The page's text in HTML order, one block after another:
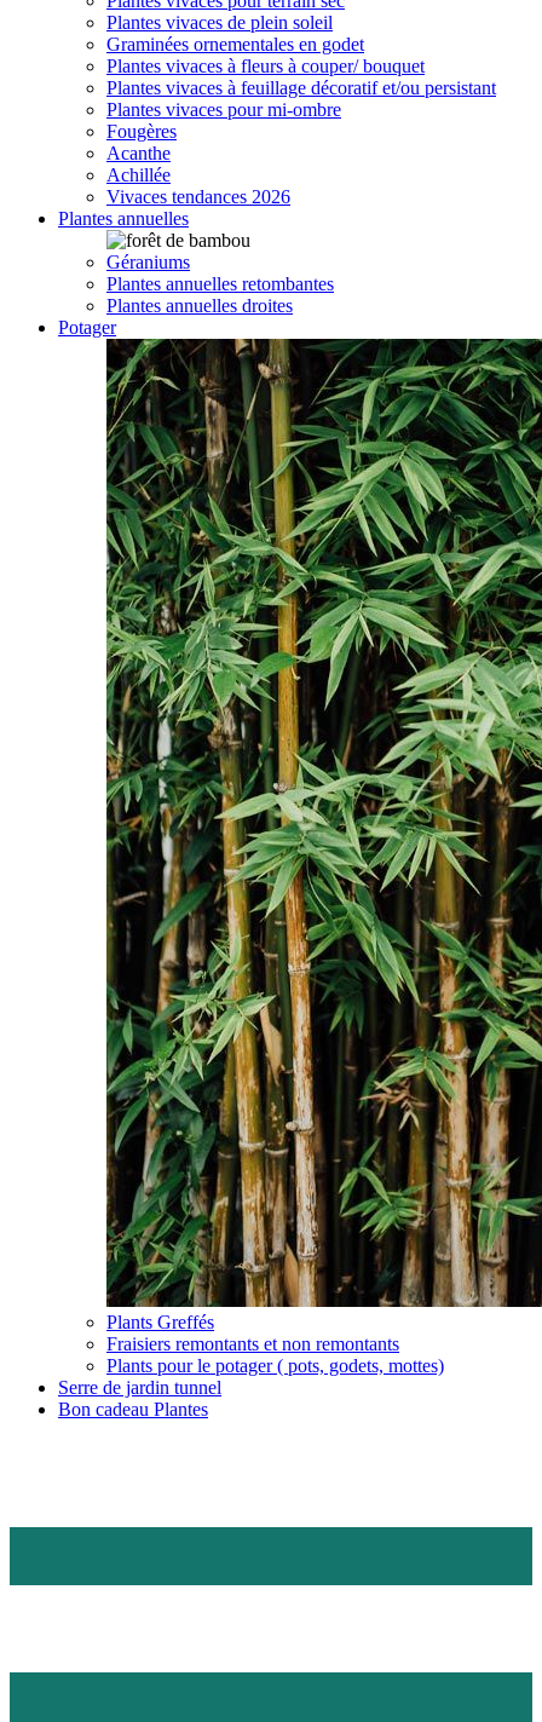
Plantes vivaces de plein soleil
Graminées ornementales en godet
Plantes vivaces à fleurs à couper/ bouquet
Plantes vivaces à feuillage décoratif et/ou persistant
Plantes vivaces pour mi-ombre
Fougères
Acanthe
Achillée
Vivaces tendances 2026
Plantes annuelles
Géraniums
Plantes annuelles retombantes
Plantes annuelles droites
Potager
Plants Greffés
Fraisiers remontants et non remontants
Plants pour le potager ( pots, godets, mottes)
Serre de jardin tunnel
Bon cadeau Plantes